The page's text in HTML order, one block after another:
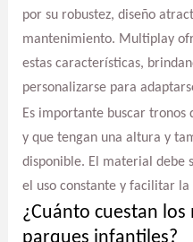
por su robustez, diseño
mantenimiento. Multiplay
estas características,
personalizarse para
Es importante buscar tronos
y que tengan una altura y
disponible. El material debe
el uso constante y facilitar la
¿Cuánto cuestan
parques infantiles?